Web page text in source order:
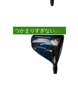
つかまりすぎないドライバー